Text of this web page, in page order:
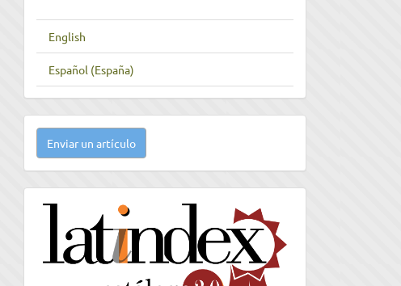
English
Español (España)
Enviar
un
artículo
Enviar un artículo
latindex